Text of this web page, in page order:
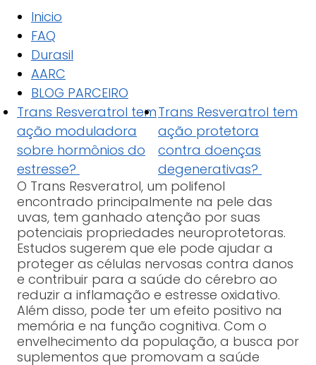
Inicio
FAQ
Durasil
AARC
BLOG PARCEIRO
Trans Resveratrol tem
ação moduladora
sobre hormônios do
estresse?
Trans Resveratrol tem
ação protetora
contra doenças
degenerativas?
O Trans Resveratrol, um polifenol
encontrado principalmente na pele das
uvas, tem ganhado atenção por suas
potenciais propriedades neuroprotetoras.
Estudos sugerem que ele pode ajudar a
proteger as células nervosas contra danos
e contribuir para a saúde do cérebro ao
reduzir a inflamação e estresse oxidativo.
Além disso, pode ter um efeito positivo na
memória e na função cognitiva. Com o
envelhecimento da população, a busca por
suplementos que promovam a saúde